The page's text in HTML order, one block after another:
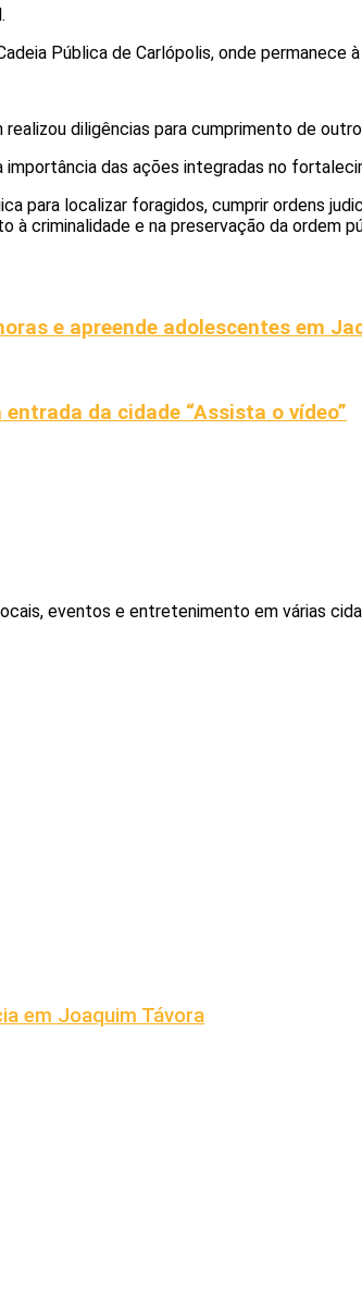
Pública de Carlópolis, onde permanece
diligências para cumprimento de
das ações integradas no
para localizar foragidos, cumprir ordens
criminalidade e na preservação da ordem
e apreende adolescentes em
da cidade “Assista o vídeo”
eventos e entretenimento em várias
em Joaquim Távora